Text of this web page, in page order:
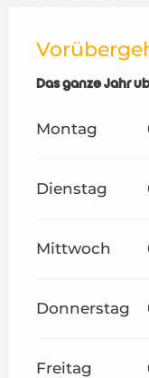
Das ganze Jahr
Das ganze Jahr
Montag
Dienstag
Mittwoch
Donnerstag
Freitag